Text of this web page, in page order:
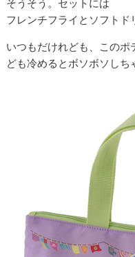
そうそう。セットには
フレンチフライとソフトド
いつもだけれども、この
ども冷めるとボソボソしち